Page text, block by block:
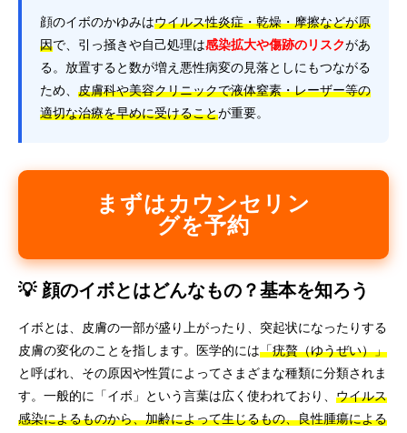
顔のイボのかゆみはウイルス性炎症・乾燥・摩擦などが原
因で、引っ掻きや自己処理は感染拡大や傷跡のリスクがあ
る。放置すると数が増え悪性病変の見落としにもつながる
ため、 皮膚科や美容クリニックで液体窒素・レーザー等の
適切な治療を早めに受けることが重要。
まずはカウンセリン
グを予約
💡 顔のイボとはどんなもの？基本を知ろう
イボとは、皮膚の一部が盛り上がったり、突起状になったりする
皮膚の変化のことを指します。医学的には「疣贅（ゆうぜい）」
と呼ばれ、その原因や性質によってさまざまな種類に分類されま
す。一般的に「イボ」という言葉は広く使われており、 ウイルス
感染によるものから、加齢によって生じるもの、良性腫瘍による